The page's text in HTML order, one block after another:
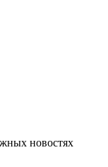
новостях